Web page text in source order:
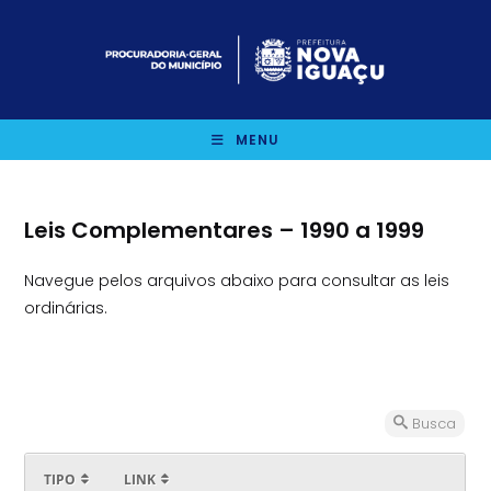
MENU
Leis Complementares – 1990 a 1999
Navegue pelos arquivos abaixo para consultar as leis
ordinárias.
Busca
TIPO LINK